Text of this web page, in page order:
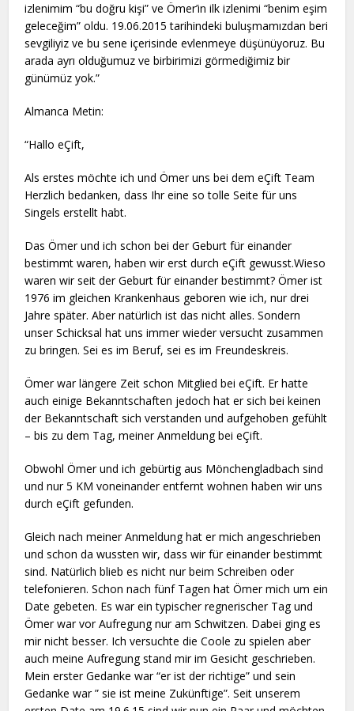
izlenimim “bu doğru kişi” ve Ömer’in ilk izlenimi “benim eşim
geleceğim” oldu. 19.06.2015 tarihindeki buluşmamızdan beri
sevgiliyiz ve bu sene içerisinde evlenmeye düşünüyoruz. Bu
arada ayrı olduğumuz ve birbirimizi görmediğimiz bir
günümüz yok.”
Almanca Metin:
“Hallo eÇift,
Als erstes möchte ich und Ömer uns bei dem eÇift Team
Herzlich bedanken, dass Ihr eine so tolle Seite für uns
Singels erstellt habt.
Das Ömer und ich schon bei der Geburt für einander
bestimmt waren, haben wir erst durch eÇift gewusst.Wieso
waren wir seit der Geburt für einander bestimmt? Ömer ist
1976 im gleichen Krankenhaus geboren wie ich, nur drei
Jahre später. Aber natürlich ist das nicht alles. Sondern
unser Schicksal hat uns immer wieder versucht zusammen
zu bringen. Sei es im Beruf, sei es im Freundeskreis.
Ömer war längere Zeit schon Mitglied bei eÇift. Er hatte
auch einige Bekanntschaften jedoch hat er sich bei keinen
der Bekanntschaft sich verstanden und aufgehoben gefühlt
– bis zu dem Tag, meiner Anmeldung bei eÇift.
Obwohl Ömer und ich gebürtig aus Mönchengladbach sind
und nur 5 KM voneinander entfernt wohnen haben wir uns
durch eÇift gefunden.
Gleich nach meiner Anmeldung hat er mich angeschrieben
und schon da wussten wir, dass wir für einander bestimmt
sind. Natürlich blieb es nicht nur beim Schreiben oder
telefonieren. Schon nach fünf Tagen hat Ömer mich um ein
Date gebeten. Es war ein typischer regnerischer Tag und
Ömer war vor Aufregung nur am Schwitzen. Dabei ging es
mir nicht besser. Ich versuchte die Coole zu spielen aber
auch meine Aufregung stand mir im Gesicht geschrieben.
Mein erster Gedanke war “er ist der richtige” und sein
Gedanke war ” sie ist meine Zukünftige”. Seit unserem